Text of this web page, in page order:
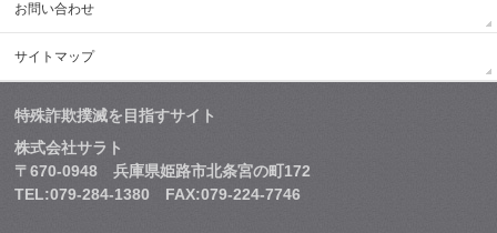
お問い合わせ
サイトマップ
特殊詐欺撲滅を目指すサイト
株式会社サラト
〒670-0948 兵庫県姫路市北条宮の町172
TEL:079-284-1380 FAX:079-224-7746